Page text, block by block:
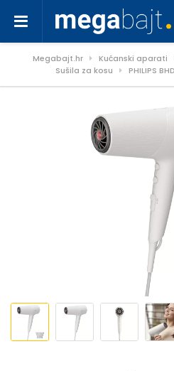
Megabajt.hr Kućanski aparati
Sušila za kosu
PHILIPS